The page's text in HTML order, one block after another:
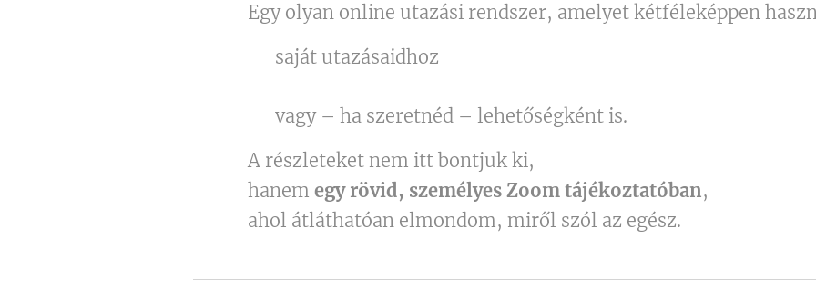
Egy olyan online utazási rendszer, amelyet kétféleképpen
✈️ saját utazásaidhoz
🌿 vagy – ha szeretnéd – lehetőségként is.
A részleteket nem itt bontjuk ki,
hanem egy rövid, személyes Zoom tájékoztatóban,
ahol átláthatóan elmondom, miről szól az egész.